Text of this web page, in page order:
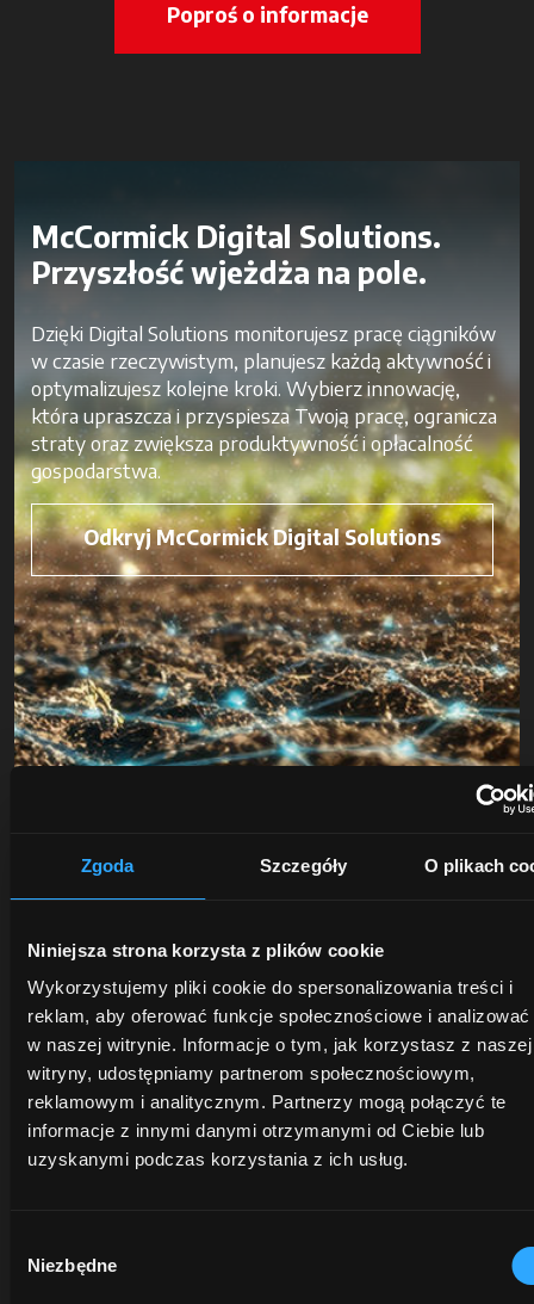
Zgoda Szczegóły O plikach
Niniejsza strona korzysta z plików cookie
Wykorzystujemy pliki cookie do spersonalizowania treści i
reklam, aby oferować funkcje społecznościowe i
w naszej witrynie. Informacje o tym, jak korzystasz z naszej
witryny, udostępniamy partnerom społecznościowym,
reklamowym i analitycznym. Partnerzy mogą połączyć te
informacje z innymi danymi otrzymanymi od Ciebie lub
uzyskanymi podczas korzystania z ich usług.
zgody
Niezbędne
Poproś o informacje
McCormick Digital Solutions.
Przyszłość wjeżdża na pole.
Dzięki Digital Solutions monitorujesz pracę ciągników
w czasie rzeczywistym, planujesz każdą aktywność i
optymalizujesz kolejne kroki. Wybierz innowację,
która upraszcza i przyspiesza Twoją pracę, ogranicza
straty oraz zwiększa produktywność i opłacalność
gospodarstwa.
Odkryj McCormick Digital Solutions
DEALERZY
Poznaj
najbliższego
dealera
-
specjalistę
Twoje
PROMOCJE
Skorzystaj
już
teraz z
aktualnych
ofert
CZĘŚCI
jakość